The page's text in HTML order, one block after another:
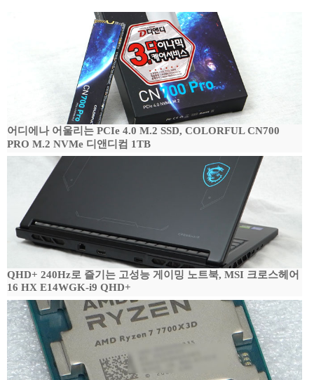
어디에나 어울리는 PCIe 4.0 M.2 SSD, COLORFUL CN700
PRO M.2 NVMe 디앤디컴 1TB
QHD+ 240Hz로 즐기는 고성능 게이밍 노트북, MSI 크로스헤어
16 HX E14WGK-i9 QHD+